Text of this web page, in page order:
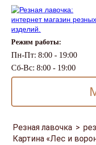
Режим работы:
Пн-Пт: 8:00 - 19:00
Сб-Вс: 8:00 - 19:00
Резная лавочка >
Картина «Лес и